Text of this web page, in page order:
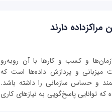
دارند
و کسب‌ و کارها با آن روبه‌رو
میزبانی و پردازش داده‌ها است که
و حساس سازمانی را داشته باشد.
که توانایی پاسخ‌گویی به نیازهای کاری